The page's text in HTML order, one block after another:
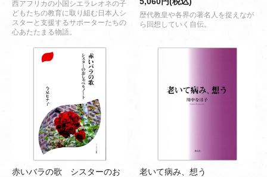
西アフリカの小国シエラレオネの子
どもたちの教育に取り組む日本人シ
スターと支援するサポーターたちの
心あたたまる物語。
歴代教皇や各界の著名人を捉えなが
ら回想していく自伝。
赤いバラの歌 シスターのお
老いて病み、想う